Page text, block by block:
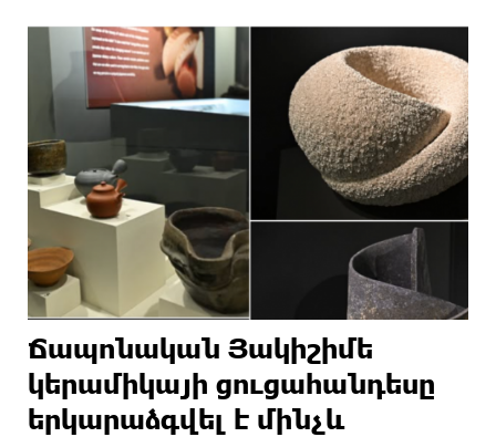
Ճապոնական Յակիշիմե
կերամիկայի ցուցահանդեսը
երկարաձգվել է մինչև